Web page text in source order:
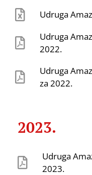
Udruga
Udruga
2022.
Udruga
za 2022.
2023.
Udruga
2023.